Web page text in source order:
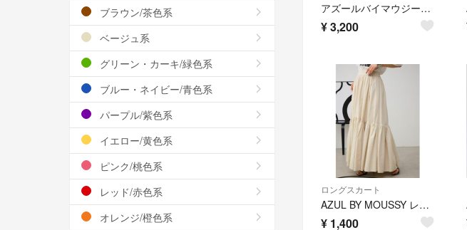
アズールバイマウジー ジップアップ フリンジ デニム フレア スカート ロング
¥3,200
ロングスカート
AZUL BY MOUSSY レディース スカート Mサイズ
¥ 1,400
ブラウン/茶色系
ベージュ系
グリーン・カーキ/緑色系
ブルー・ネイビー/青色系
パープル/紫色系
イエロー/黄色系
ピンク/桃色系
レッド/赤色系
オレンジ/橙色系